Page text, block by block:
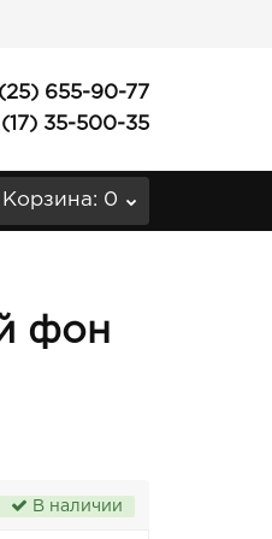
655-90-77
35-500-35
Корзина: 0
фон
В наличии